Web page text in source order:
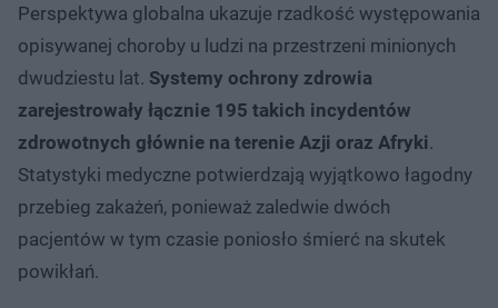
Perspektywa globalna ukazuje rzadkość występowania
opisywanej choroby u ludzi na przestrzeni minionych
dwudziestu lat. Systemy ochrony zdrowia
zarejestrowały łącznie 195 takich incydentów
zdrowotnych głównie na terenie Azji oraz Afryki.
Statystyki medyczne potwierdzają wyjątkowo łagodny
przebieg zakażeń, ponieważ zaledwie dwóch
pacjentów w tym czasie poniosło śmierć na skutek
powikłań.